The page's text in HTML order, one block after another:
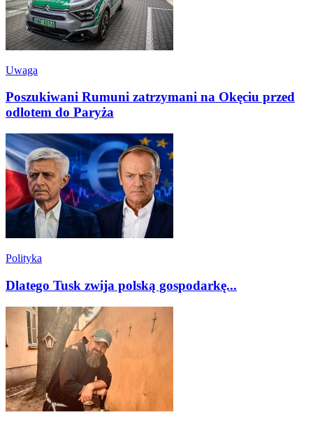
Uwaga
Poszukiwani Rumuni zatrzymani na Okęciu przed
odlotem do Paryża
Polityka
Dlatego Tusk zwija polską gospodarkę...